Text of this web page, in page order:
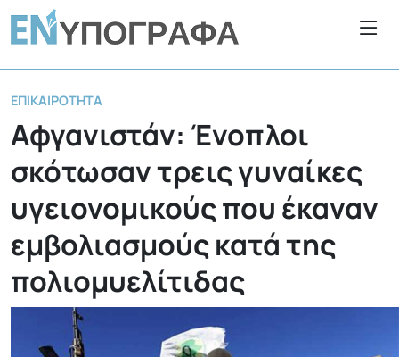
ΕΠΙΚΑΙΡΌΤΗΤΑ
Αφγανιστάν: Ένοπλοι
σκότωσαν τρεις γυναίκες
υγειονομικούς που έκαναν
εμβολιασμούς κατά της
πολιομυελίτιδας